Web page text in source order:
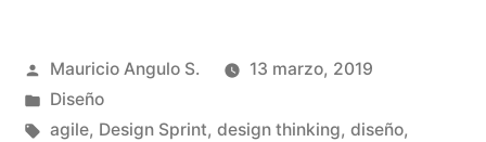
Publicado
por
Mauricio Angulo S.
13 marzo, 2019
Publicado
en
Diseño
Etiquetas:
agile, Design Sprint, design thinking, diseño,